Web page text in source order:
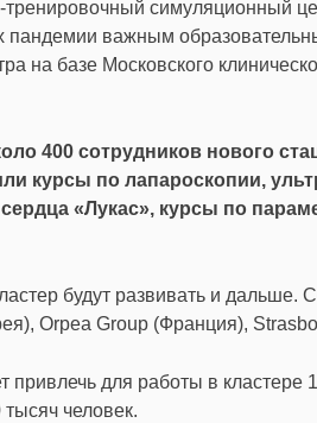
симуляционный
пандемии важным
на базе Московского
400 сотрудников нового
курсы по лапароскопии,
«Лукас», курсы по
будут развивать и дальше.
Orpea Group (Франция),
для работы в кластере
человек.